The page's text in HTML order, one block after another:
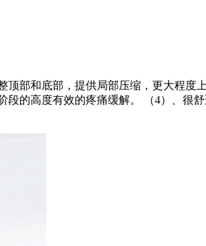
顶部和底部，提供局部压缩，更大程
段的高度有效的疼痛缓解。 （4）、很